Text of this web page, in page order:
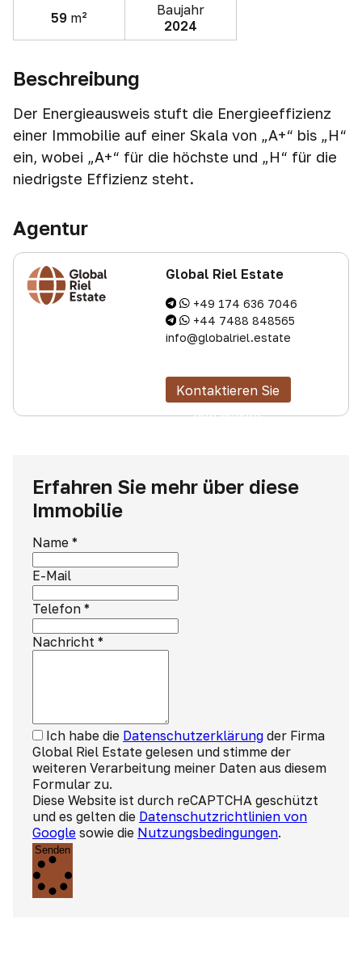
59 m²
Baujahr
2024
Beschreibung
Der Energieausweis stuft die Energieeffizienz
einer Immobilie auf einer Skala von „A+“ bis „H“
ein, wobei „A+“ für die höchste und „H“ für die
niedrigste Effizienz steht.
Agentur
Global Riel Estate
+49 174 636 7046
+44 7488 848565
info@globalriel.estate
Kontaktieren Sie
den Makler
Erfahren Sie mehr über diese
Immobilie
Name *
E-Mail
Telefon *
Nachricht *
Ich habe die Datenschutzerklärung der Firma
Global Riel Estate gelesen und stimme der
weiteren Verarbeitung meiner Daten aus diesem
Formular zu.
Diese Website ist durch reCAPTCHA geschützt
und es gelten die Datenschutzrichtlinien von
Google sowie die Nutzungsbedingungen.
Senden